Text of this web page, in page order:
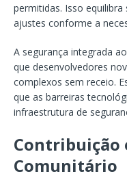
permitidas. Isso
ajustes conforme a
A segurança integrada
que desenvolvedores
complexos sem receio.
que as barreiras
infraestrutura de
Contribuição
Comunitário